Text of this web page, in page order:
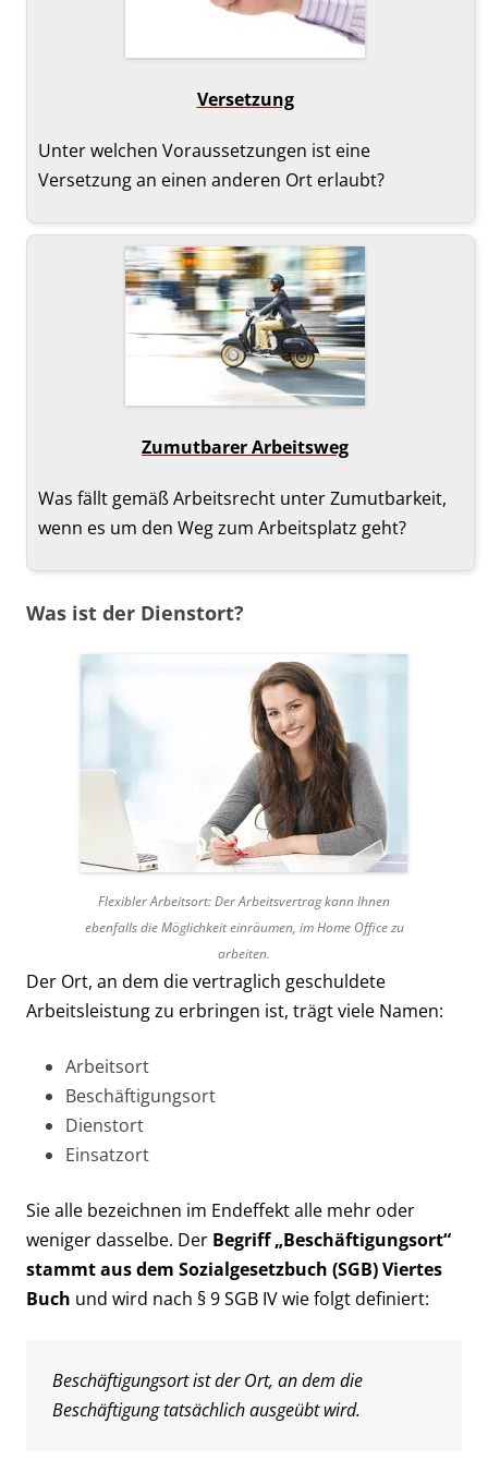
Verset­zung
Unter welchen Voraussetzungen ist eine
Versetzung an einen anderen Ort erlaubt?
Zumutbarer Arbeitsweg
Was fällt gemäß Arbeitsrecht unter Zumutbarkeit,
wenn es um den Weg zum Arbeitsplatz geht?
Was ist der Dienstort?
Flexibler Arbeitsort: Der Arbeitsvertrag kann Ihnen
ebenfalls die Möglichkeit einräumen, im Home Office zu
arbeiten.
Der Ort, an dem die vertraglich geschuldete
Arbeitsleistung zu erbringen ist, trägt viele Namen:
Arbeitsort
Beschäftigungsort
Dienstort
Einsatzort
Sie alle bezeichnen im Endeffekt alle mehr oder
weniger dasselbe. Der Begriff „Beschäftigungsort“
stammt aus dem Sozialgesetzbuch (SGB) Viertes
Buch und wird nach § 9 SGB IV wie folgt definiert:
Beschäftigungsort ist der Ort, an dem die
Beschäftigung tatsächlich ausgeübt wird.